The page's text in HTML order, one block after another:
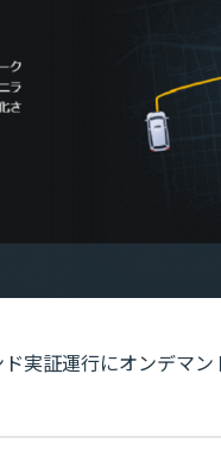
実証運行にオンデマ